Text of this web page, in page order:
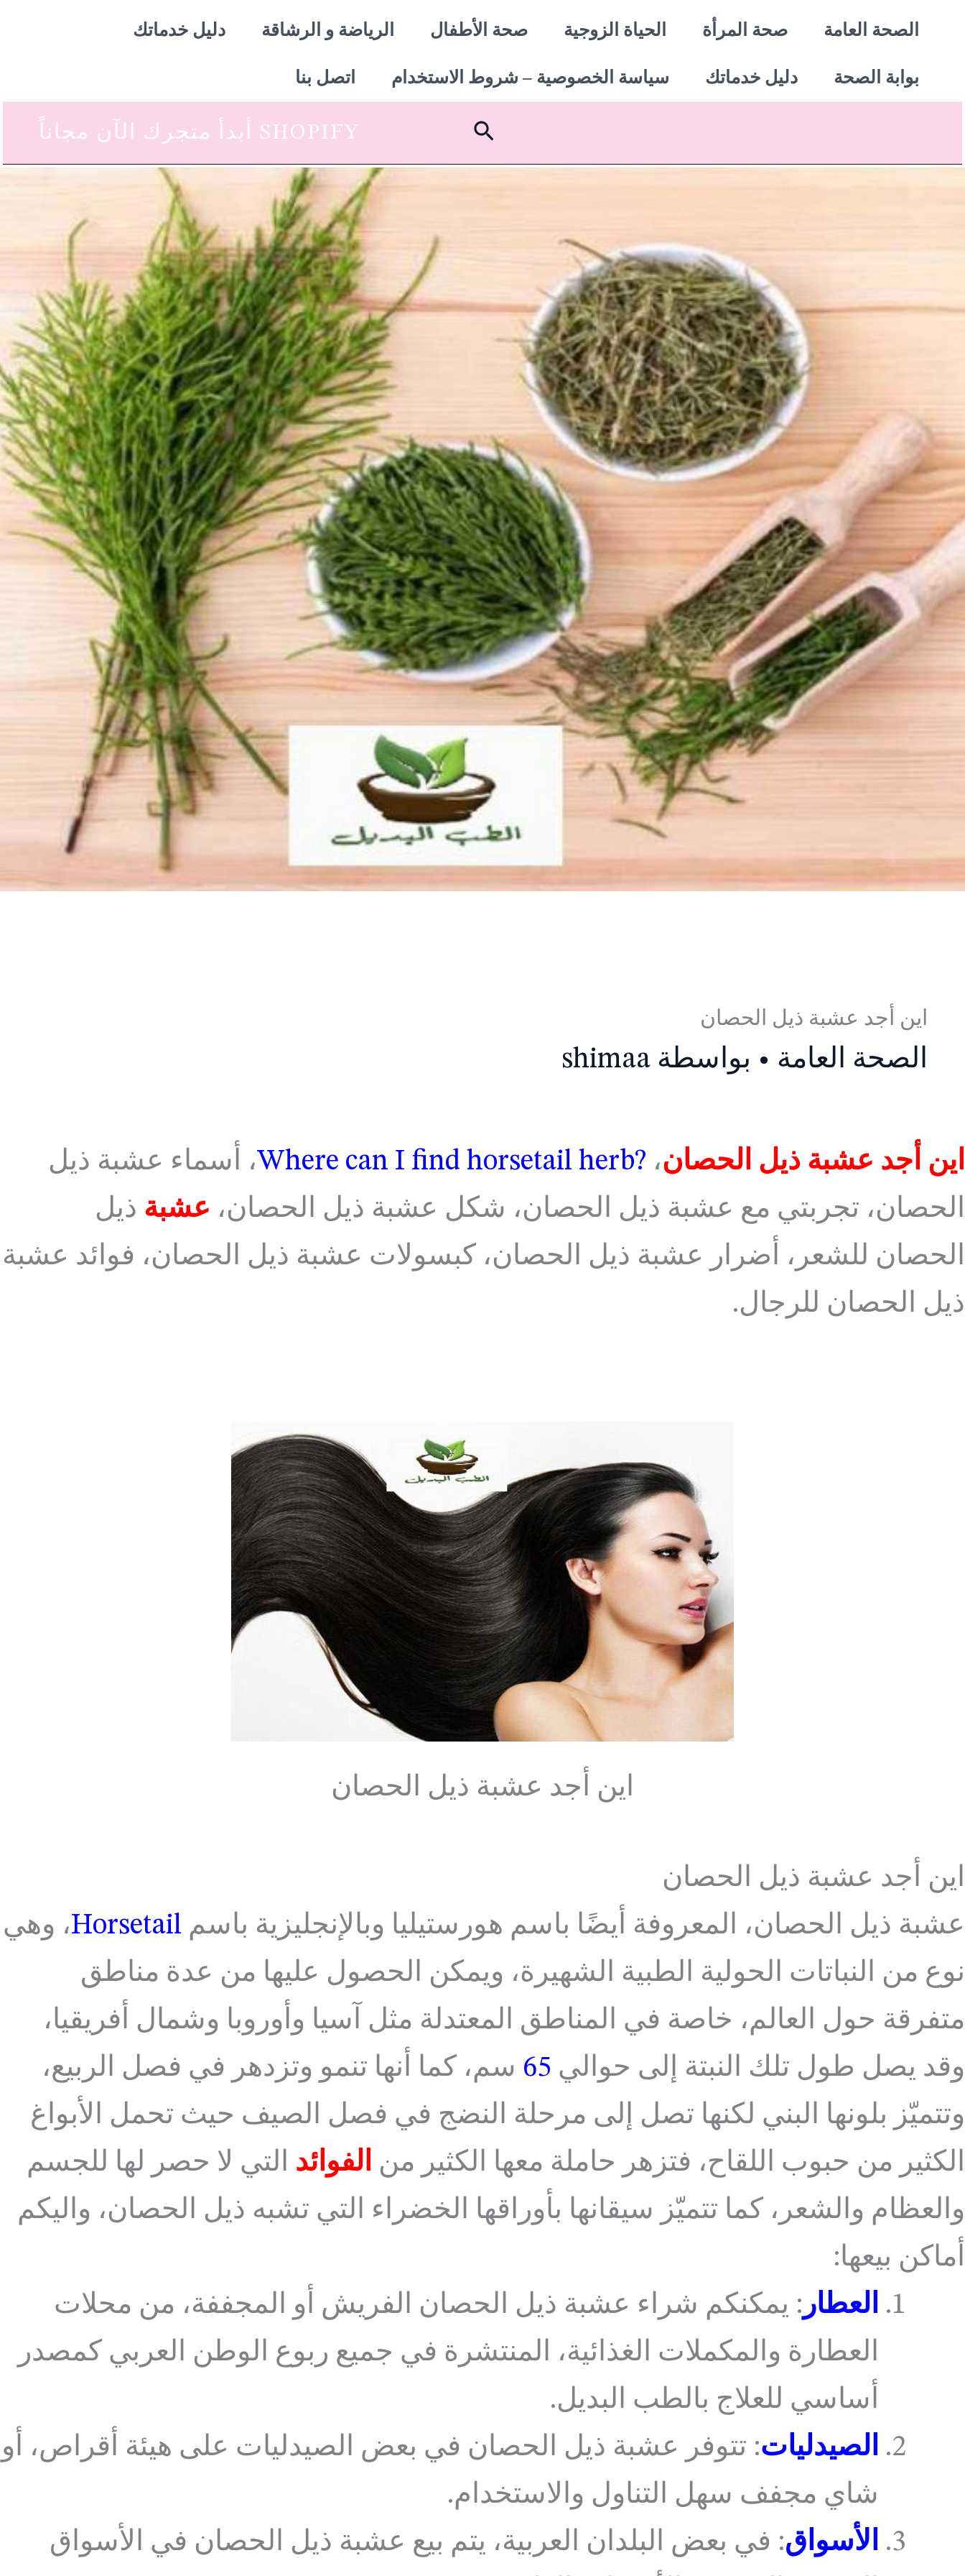
تخطيالصحة العامة صحة المرأة الحياة الزوجية صحة الأطفال الرياضة و الرشاقة دليل خدماتك
بوابة الصحة دليل خدماتك سياسة الخصوصية – شروط الاستخدام اتصل بنا
البحث SHOPIFY أبدأ متجرك الآن مجاناً
اين أجد عشبة ذيل الحصان
الصحة العامة • بواسطة shimaa
اين أجد عشبة ذيل الحصان، ?Where can I find horsetail herb
، أسماء عشبة ذيل
الحصان، تجربتي مع عشبة ذيل الحصان، شكل عشبة ذيل الحصان، عشبة ذيل
الحصان للشعر، أضرار عشبة ذيل الحصان، كبسولات عشبة ذيل الحصان، فوائد عشبة
ذيل الحصان للرجال.
اين أجد عشبة ذيل الحصان
اين أجد عشبة ذيل الحصان
عشبة ذيل الحصان، المعروفة أيضًا باسم هورستيليا وبالإنجليزية باسم Horsetail، وهي
نوع من النباتات الحولية الطبية الشهيرة، ويمكن الحصول عليها من عدة مناطق
متفرقة حول العالم، خاصة في المناطق المعتدلة مثل آسيا وأوروبا وشمال أفريقيا،
وقد يصل طول تلك النبتة إلى حوالي 65 سم، كما أنها تنمو وتزدهر في فصل الربيع،
وتتميّز بلونها البني لكنها تصل إلى مرحلة النضج في فصل الصيف حيث تحمل الأبواغ
الكثير من حبوب اللقاح، فتزهر حاملة معها الكثير من الفوائد التي لا حصر لها للجسم
والعظام والشعر، كما تتميّز سيقانها بأوراقها الخضراء التي تشبه ذيل الحصان، واليكم
أماكن بيعها:
العطار : يمكنكم شراء عشبة ذيل الحصان الفريش أو المجففة، من محلات
العطارة والمكملات الغذائية، المنتشرة في جميع ربوع الوطن العربي كمصدر
أساسي للعلاج بالطب البديل.
الصيدليات: تتوفر عشبة ذيل الحصان في بعض الصيدليات على هيئة أقراص، أو
شاي مجفف سهل التناول والاستخدام.
الأسواق: في بعض البلدان العربية، يتم بيع عشبة ذيل الحصان في الأسواق